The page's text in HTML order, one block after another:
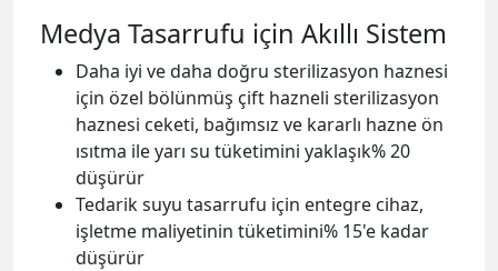
Medya Tasarrufu için Akıllı Sistem
Daha iyi ve daha doğru sterilizasyon haznesi
için özel bölünmüş çift hazneli sterilizasyon
haznesi ceketi, bağımsız ve kararlı hazne ön
ısıtma ile yarı su tüketimini yaklaşık% 20
düşürür
Tedarik suyu tasarrufu için entegre cihaz,
işletme maliyetinin tüketimini% 15'e kadar
düşürür